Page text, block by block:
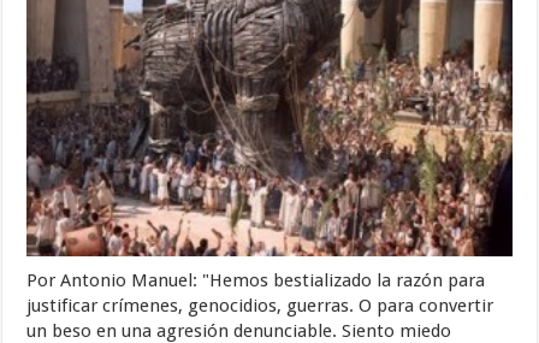
Por Antonio Manuel: "Hemos bestializado la razón para
justificar crímenes, genocidios, guerras. O para convertir
un beso en una agresión denunciable. Siento miedo